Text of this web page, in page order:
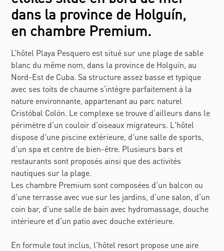
dans la province de Holguín,
en chambre Premium.
L’hôtel Playa Pesquero est situé sur une plage de sable
blanc du même nom, dans la province de Holguín, au
Nord-Est de Cuba. Sa structure assez basse et typique
avec ses toits de chaume s’intègre parfaitement à la
nature environnante, appartenant au parc naturel
Cristóbal Colón. Le complexe se trouve d’ailleurs dans le
périmètre d’un couloir d’oiseaux migrateurs. L'hôtel
dispose d'une piscine extérieure, d'une salle de sports,
d'un spa et centre de bien-être. Plusieurs bars et
restaurants sont proposés ainsi que des activités
nautiques sur la plage.
Les chambre Premium sont composées d'un balcon ou
d'une terrasse avec vue sur les jardins, d'une salon, d'un
coin bar, d'une salle de bain avec hydromassage, douche
intérieure et d'un patio avec douche extérieure.
En formule tout inclus, l'hôtel resort propose une aire